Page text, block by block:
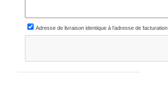
Adresse de livraison identique à l'adresse de facturation